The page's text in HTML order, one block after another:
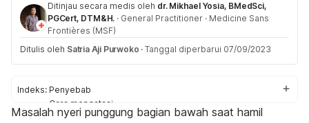
Ditinjau secara medis oleh dr. Mikhael Yosia, BMedSci,
PGCert, DTM&H. · General Practitioner · Medicine Sans
Frontières (MSF)
Ditulis oleh Satria Aji Purwoko · Tanggal diperbarui 07/09/2023
Indeks: Penyebab
Cara mengatasi
Latihan atasi nyeri punggung
Masalah nyeri punggung bagian bawah saat hamil